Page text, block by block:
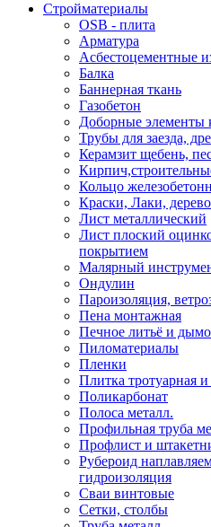
Стройматериалы
OSB - плита
Арматура
Асбестоцементные
Балка
Баннерная ткань
Газобетон
Доборные элементы
Трубы для заезда,
Керамзит щебень,
Кольцо
Краски, Лаки,
Лист металлический
Лист плоский
покрытием
Малярный
Ондулин
Пароизоляция,
Пена монтажная
Печное литьё и
Пиломатериалы
Пленки
Плитка тротуарная
Поликарбонат
Полоса металл.
Профильная труба
Профлист и
Рубероид
гидроизоляция
Сваи винтовые
Сетки, столбы